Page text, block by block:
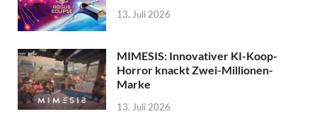
13. Juli 2026
MIMESIS: Innovativer KI-Koop-
Horror knackt Zwei-Millionen-
Marke
13. Juli 2026